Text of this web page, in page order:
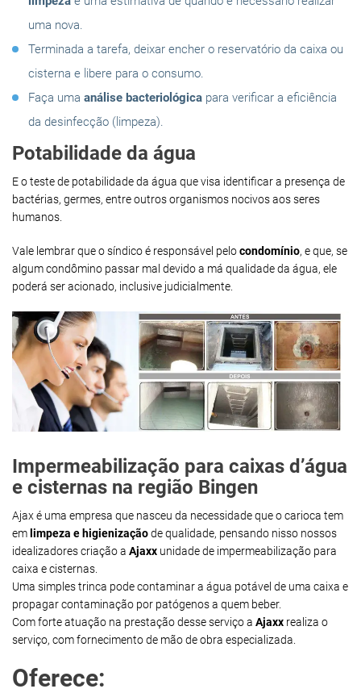
uma nova.
Terminada a tarefa, deixar encher o reservatório da caixa ou
cisterna e libere para o consumo.
Faça uma análise bacteriológica para verificar a eficiência
da desinfecção (limpeza).
Potabilidade da água
E o teste de potabilidade da água que visa identificar a presença de
bactérias, germes, entre outros organismos nocivos aos seres
humanos.
Vale lembrar que o síndico é responsável pelocondomínio, e que, se
algum condômino passar mal devido a má qualidade da água, ele
poderá ser acionado, inclusive judicialmente.
Impermeabilização para caixas d’água
e cisternas na região Bingen
Ajax é uma empresa que nasceu da necessidade que o carioca tem
em limpeza e higienizaçãode qualidade, pensando nisso nossos
idealizadores criação a Ajaxx unidade de impermeabilização para
caixa e cisternas.
Uma simples trinca pode contaminar a água potável de uma caixa e
propagar contaminação por patógenos a quem beber.
Com forte atuação na prestação desse serviço a Ajaxx realiza o
serviço, com fornecimento de mão de obra especializada.
Oferece: